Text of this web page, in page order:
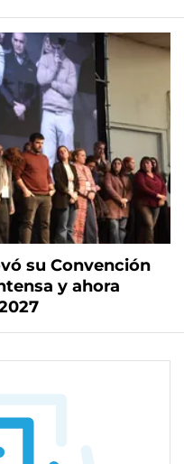
su Convención
y ahora